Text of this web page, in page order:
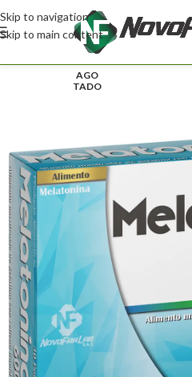
Skip to navigation
Skip to main content
AGO
TADO